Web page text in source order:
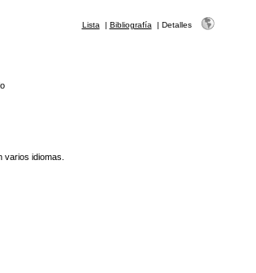
Lista | Bibliografía | Detalles
varios idiomas.